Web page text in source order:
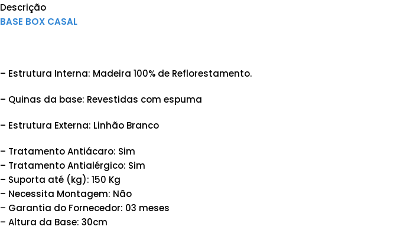
Descrição
BASE BOX CASAL
– Estrutura Interna: Madeira 100% de Reflorestamento.
– Quinas da base: Revestidas com espuma
– Estrutura Externa: Linhão Branco
– Tratamento Antiácaro: Sim
– Tratamento Antialérgico: Sim
– Suporta até (kg): 150 Kg
– Necessita Montagem: Não
– Garantia do Fornecedor: 03 meses
– Altura da Base: 30cm